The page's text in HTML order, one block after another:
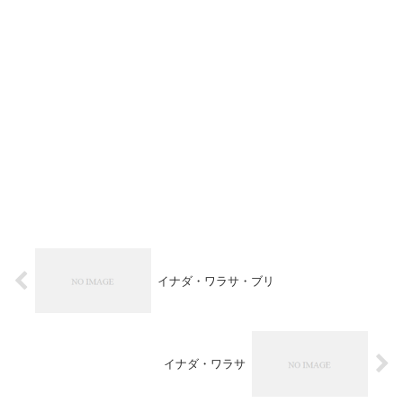
イナダ・ワラサ・ブリ
イナダ・ワラサ